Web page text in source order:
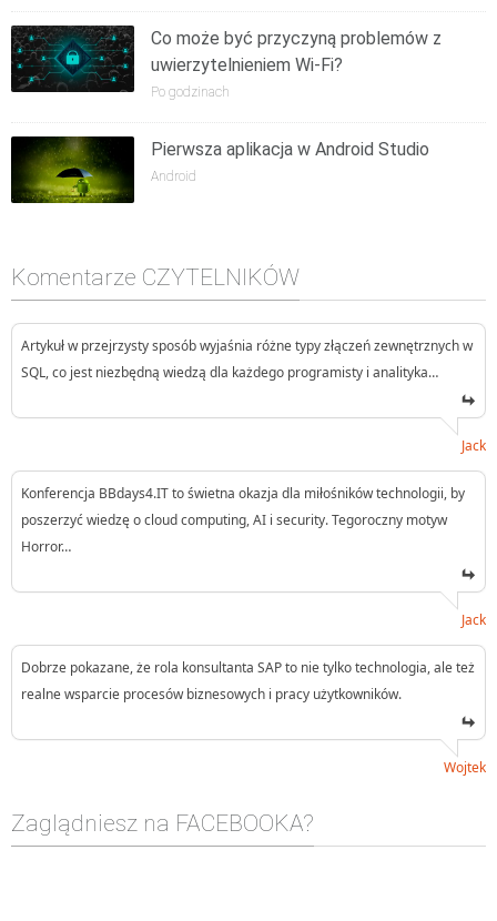
Co może być przyczyną problemów z
uwierzytelnieniem Wi-Fi?
Po godzinach
Pierwsza aplikacja w Android Studio
Android
Komentarze CZYTELNIKÓW
Artykuł w przejrzysty sposób wyjaśnia różne typy złączeń zewnętrznych w
SQL, co jest niezbędną wiedzą dla każdego programisty i analityka…
Jack
Konferencja BBdays4.IT to świetna okazja dla miłośników technologii, by
poszerzyć wiedzę o cloud computing, AI i security. Tegoroczny motyw
Horror…
Jack
Dobrze pokazane, że rola konsultanta SAP to nie tylko technologia, ale też
realne wsparcie procesów biznesowych i pracy użytkowników.
Wojtek
Zaglądniesz na FACEBOOKA?